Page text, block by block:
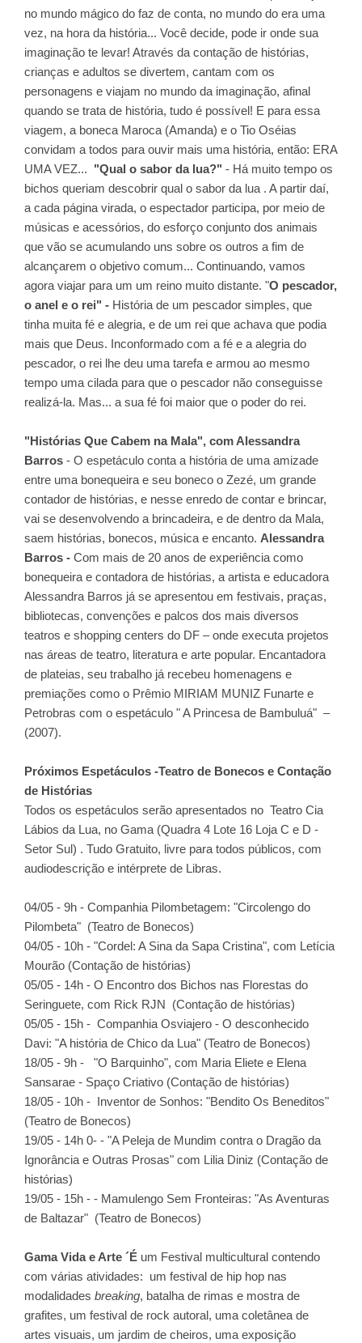
no mundo mágico do faz de conta, no mundo do era uma
vez, na hora da história... Você decide, pode ir onde sua
imaginação te levar! Através da contação de histórias,
crianças e adultos se divertem, cantam com os
personagens e viajam no mundo da imaginação, afinal
quando se trata de história, tudo é possível! E para essa
viagem, a boneca Maroca (Amanda) e o Tio Oséias
convidam a todos para ouvir mais uma história, então: ERA
UMA VEZ... "Qual o sabor da lua?" - Há muito tempo os
bichos queriam descobrir qual o sabor da lua . A partir daí,
a cada página virada, o espectador participa, por meio de
músicas e acessórios, do esforço conjunto dos animais
que vão se acumulando uns sobre os outros a fim de
alcançarem o objetivo comum... Continuando, vamos
agora viajar para um um reino muito distante. "O pescador,
o anel e o rei" - História de um pescador simples, que
tinha muita fé e alegria, e de um rei que achava que podia
mais que Deus. Inconformado com a fé e a alegria do
pescador, o rei lhe deu uma tarefa e armou ao mesmo
tempo uma cilada para que o pescador não conseguisse
realizá-la. Mas... a sua fé foi maior que o poder do rei.
"Histórias Que Cabem na Mala", com Alessandra
Barros - O espetáculo conta a história de uma amizade
entre uma bonequeira e seu boneco o Zezé, um grande
contador de histórias, e nesse enredo de contar e brincar,
vai se desenvolvendo a brincadeira, e de dentro da Mala,
saem histórias, bonecos, música e encanto. Alessandra
Barros - Com mais de 20 anos de experiência como
bonequeira e contadora de histórias, a artista e educadora
Alessandra Barros já se apresentou em festivais, praças,
bibliotecas, convenções e palcos dos mais diversos
teatros e shopping centers do DF – onde executa projetos
nas áreas de teatro, literatura e arte popular. Encantadora
de plateias, seu trabalho já recebeu homenagens e
premiações como o Prêmio MIRIAM MUNIZ Funarte e
Petrobras com o espetáculo " A Princesa de Bambuluá" –
(2007).
Próximos Espetáculos -Teatro de Bonecos e Contação
de Histórias
Todos os espetáculos serão apresentados no Teatro Cia
Lábios da Lua, no Gama (Quadra 4 Lote 16 Loja C e D -
Setor Sul) . Tudo Gratuito, livre para todos públicos, com
audiodescrição e intérprete de Libras.
04/05 - 9h - Companhia Pilombetagem: "Circolengo do
Pilombeta" (Teatro de Bonecos)
04/05 - 10h - "Cordel: A Sina da Sapa Cristina", com Letícia
Mourão (Contação de histórias)
05/05 - 14h - O Encontro dos Bichos nas Florestas do
Seringuete, com Rick RJN (Contação de histórias)
05/05 - 15h - Companhia Osviajero - O desconhecido
Davi: "A história de Chico da Lua" (Teatro de Bonecos)
18/05 - 9h - "O Barquinho", com Maria Eliete e Elena
Sansarae - Spaço Criativo (Contação de histórias)
18/05 - 10h - Inventor de Sonhos: "Bendito Os Beneditos"
(Teatro de Bonecos)
19/05 - 14h 0- - "A Peleja de Mundim contra o Dragão da
Ignorância e Outras Prosas" com Lilia Diniz (Contação de
histórias)
19/05 - 15h - - Mamulengo Sem Fronteiras: "As Aventuras
de Baltazar" (Teatro de Bonecos)
Gama Vida e Arte ´É um Festival multicultural contendo
com várias atividades: um festival de hip hop nas
modalidades breaking, batalha de rimas e mostra de
grafites, um festival de rock autoral, uma coletânea de
artes visuais, um jardim de cheiros, uma exposição